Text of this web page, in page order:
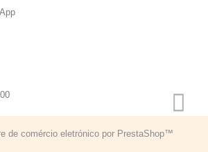
de comércio eletrónico por PrestaShop™